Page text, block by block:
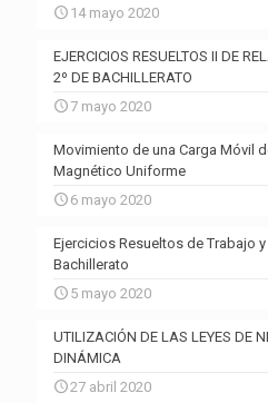
14 mayo 2020
EJERCICIOS RESUELTOS II DE
2º DE BACHILLERATO
7 mayo 2020
Movimiento de una Carga Móvil
Magnético Uniforme
6 mayo 2020
Ejercicios Resueltos de Trabajo
Bachillerato
5 mayo 2020
UTILIZACIÓN DE LAS LEYES DE
DINÁMICA
27 abril 2020